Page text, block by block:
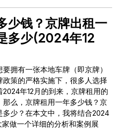
少钱？京牌出租一
多少(2024年12
拥有一张本地车牌（即京牌）
策的严格实施下，很多人选择
年12月的到来，京牌租用的
么，京牌租用一年多少钱？京
少？在本文中，我将结合2024
做一个详细的分析和案例展